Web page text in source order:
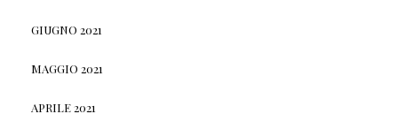
GIUGNO 2021
MAGGIO 2021
APRILE 2021